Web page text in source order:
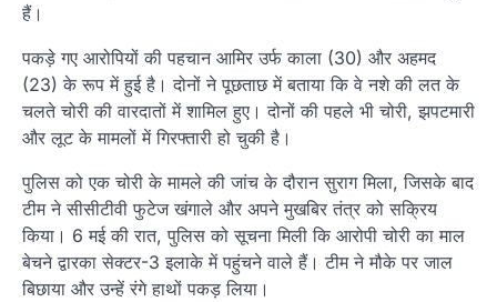
हैं।
पकड़े गए आरोपियों की पहचान आमिर उर्फ काला (30) और अहमद
(23) के रूप में हुई है। दोनों ने पूछताछ में बताया कि वे नशे की लत के
चलते चोरी की वारदातों में शामिल हुए। दोनों की पहले भी चोरी, झपटमारी
और लूट के मामलों में गिरफ्तारी हो चुकी है।
पुलिस को एक चोरी के मामले की जांच के दौरान सुराग मिला, जिसके बाद
टीम ने सीसीटीवी फुटेज खंगाले और अपने मुखबिर तंत्र को सक्रिय
किया। 6 मई की रात, पुलिस को सूचना मिली कि आरोपी चोरी का माल
बेचने द्वारका सेक्टर-3 इलाके में पहुंचने वाले हैं। टीम ने मौके पर जाल
बिछाया और उन्हें रंगे हाथों पकड़ लिया।